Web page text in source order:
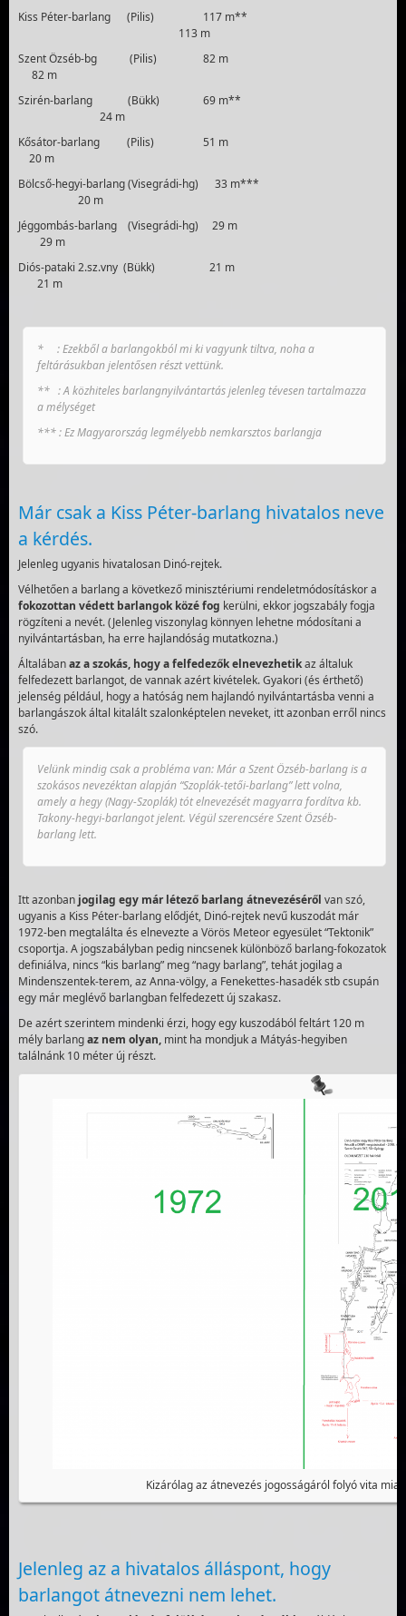
Kiss Péter-barlang (Pilis) 117 m**
113 m
Szent Özséb-bg (Pilis) 82 m
82 m
Szirén-barlang (Bükk) 69 m**
24 m
Kősátor-barlang (Pilis) 51 m
20 m
Bölcső-hegyi-barlang (Visegrádi-hg) 33 m***
20 m
Jéggombás-barlang (Visegrádi-hg) 29 m
29 m
Diós-pataki 2.sz.vny (Bükk) 21 m
21 m
* : Ezekből a barlangokból mi ki vagyunk tiltva, noha a
feltárásukban jelentősen részt vettünk.
** : A közhiteles barlangnyilvántartás jelenleg tévesen tartalmazza
a mélységet
*** : Ez Magyarország legmélyebb nemkarsztos barlangja
Már csak a Kiss Péter-barlang hivatalos neve
a kérdés.
Jelenleg ugyanis hivatalosan Dinó-rejtek.
Vélhetően a barlang a következő minisztériumi rendeletmódosításkor a
fokozottan védett barlangok közé fog kerülni, ekkor jogszabály fogja
rögzíteni a nevét. (Jelenleg viszonylag könnyen lehetne módosítani a
nyilvántartásban, ha erre hajlandóság mutatkozna.)
Általábanaz a szokás, hogy a felfedezők elnevezhetikaz általuk
felfedezett barlangot, de vannak azért kivételek. Gyakori (és érthető)
jelenség például, hogy a hatóság nem hajlandó nyilvántartásba venni a
barlangászok által kitalált szalonképtelen neveket, itt azonban erről nincs
szó.
Velünk mindig csak a probléma van: Már a Szent Özséb-barlang is a
szokásos nevezéktan alapján “Szoplák-tetői-barlang” lett volna,
amely a hegy (Nagy-Szoplák) tót elnevezését magyarra fordítva kb.
Takony-hegyi-barlangot jelent. Végül szerencsére Szent Özséb-
barlang lett.
Itt azonban jogilag egy már létező barlang átnevezéséről van szó,
ugyanis a Kiss Péter-barlang elődjét, Dinó-rejtek nevű kuszodát már
1972-ben megtalálta és elnevezte a Vörös Meteor egyesület “Tektonik”
csoportja. A jogszabályban pedig nincsenek különböző barlang-fokozatok
definiálva, nincs “kis barlang” meg “nagy barlang”, tehát jogilag a
Mindenszentek-terem, az Anna-völgy, a Fenekettes-hasadék stb csupán
egy már meglévő barlangban felfedezett új szakasz.
De azért szerintem mindenki érzi, hogy egy kuszodából feltárt 120 m
mély barlangaz nem olyan, mint ha mondjuk a Mátyás-hegyiben
találnánk 10 méter új részt.
Kizárólag az átnevezés jogosságáról folyó vita
Jelenleg az a hivatalos álláspont, hogy
barlangot átnevezni nem lehet.